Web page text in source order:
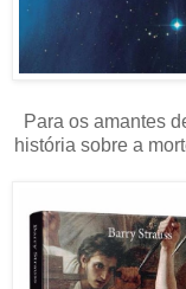
Para os amantes
história sobre a